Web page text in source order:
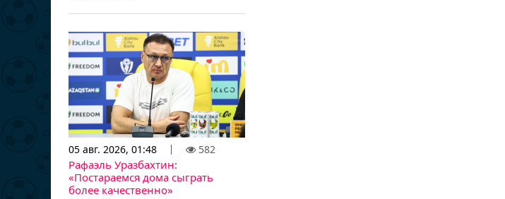
05 авг. 2026, 01:48 582
Рафаэль Уразбахтин:
«Постараемся дома сыграть
более качественно»